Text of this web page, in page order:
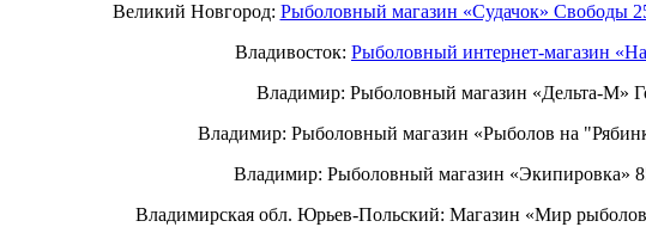
Великий Новгород: Рыболовный магазин «Судачок» Свободы
Владивосток: Рыболовный интернет-магазин
Владимир: Рыболовный магазин «Дельта-М»
Владимир: Рыболовный магазин «Рыболов на
Владимир: Рыболовный магазин «Экипировка»
Владимирская обл. Юрьев-Польский: Магазин «Мир